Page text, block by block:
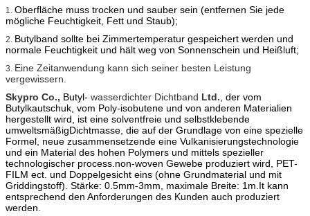
1. Oberfläche muss trocken und sauber sein (entfernen Sie jede
mögliche Feuchtigkeit, Fett und Staub);
2. Butylband sollte bei Zimmertemperatur gespeichert werden und
normale Feuchtigkeit und hält weg von Sonnenschein und Heißluft;
3. Eine Zeitanwendung kann sich seiner besten Leistung
vergewissern.
Skypro Co., Butyl- wasserdichter Dichtband Ltd. , der vom
Butylkautschuk, vom Poly-isobutene und von anderen Materialien
hergestellt wird, ist eine solventfreie und selbstklebende
umweltsmäßigDichtmasse, die auf der Grundlage von eine spezielle
Formel, neue zusammensetzende eine Vulkanisierungstechnologie
und ein Material des hohen Polymers und mittels spezieller
technologischer process.non-woven Gewebe produziert wird, PET-
FILM ect. und Doppelgesicht eins (ohne Grundmaterial und mit
Griddingstoff). Stärke: 0.5mm-3mm, maximale Breite: 1m.It kann
entsprechend den Anforderungen des Kunden auch produziert
werden.